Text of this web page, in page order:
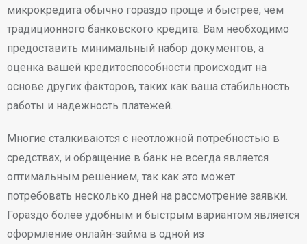
микрокредита обычно гораздо проще и быстрее, чем
традиционного банковского кредита. Вам необходимо
предоставить минимальный набор документов, а
оценка вашей кредитоспособности происходит на
основе других факторов, таких как ваша стабильность
работы и надежность платежей.
Многие сталкиваются с неотложной потребностью в
средствах, и обращение в банк не всегда является
оптимальным решением, так как это может
потребовать несколько дней на рассмотрение заявки.
Гораздо более удобным и быстрым вариантом является
оформление онлайн-займа в одной из